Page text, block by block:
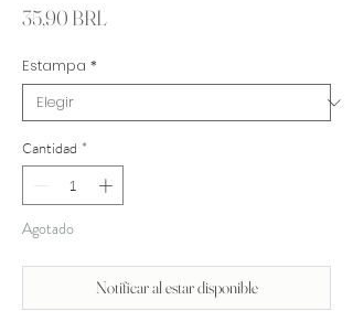
35,90 BRLPrecio
Estampa *
Cantidad *
Agotado
Notificar al estar disponible